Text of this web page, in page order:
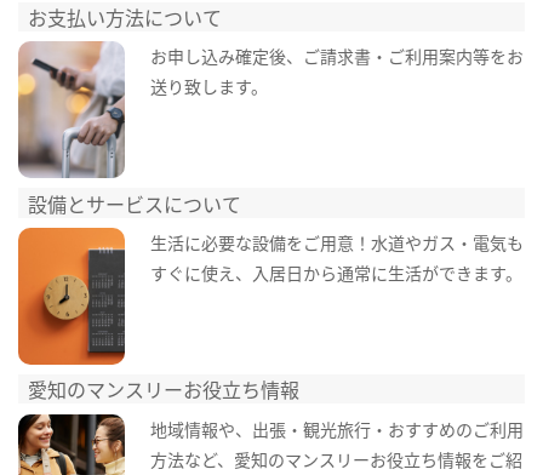
お支払い方法について
お申し込み確定後、ご請求書・ご利用案内等をお
送り致します。
設備とサービスについて
生活に必要な設備をご用意！水道やガス・電気も
すぐに使え、入居日から通常に生活ができます。
愛知のマンスリーお役立ち情報
地域情報や、出張・観光旅行・おすすめのご利用
方法など、愛知のマンスリーお役立ち情報をご紹